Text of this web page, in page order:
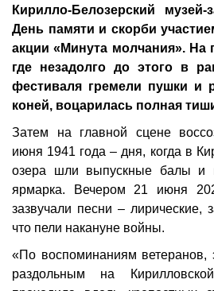
Кирилло-Белозерский музей-
День памяти и скорби
акции «Минута молчания». На
где незадолго до этого в
фестиваля гремели пушки и
коней, воцарилась полная
Затем на главной сцене
июня 1941 года – дня, когда в
озера шли выпускные балы и
ярмарка. Вечером 21 июня
зазвучали песни –
что пели накануне войны.
«По воспоминаниям
раздольным на